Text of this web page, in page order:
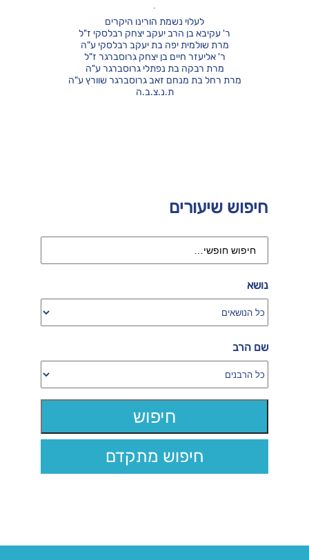
חיפוש שיעורים
נושא
שם הרב
חיפוש מתקדם
לעלוי נשמת הורינו היקרים
ר' עקיבא בן הרב יעקב יצחק רבלסקי ז"ל
מרת שולמית יפה בת יעקב רבלסקי ע"ה
ר' אליעזר חיים בן יצחק גרוסברגר ז"ל
מרת רבקה בת נפתלי גרוסברגר ע"ה
מרת רחל בת מנחם זאב גרוסברגר שוורץ ע"ה
ת.נ.צ.ב.ה